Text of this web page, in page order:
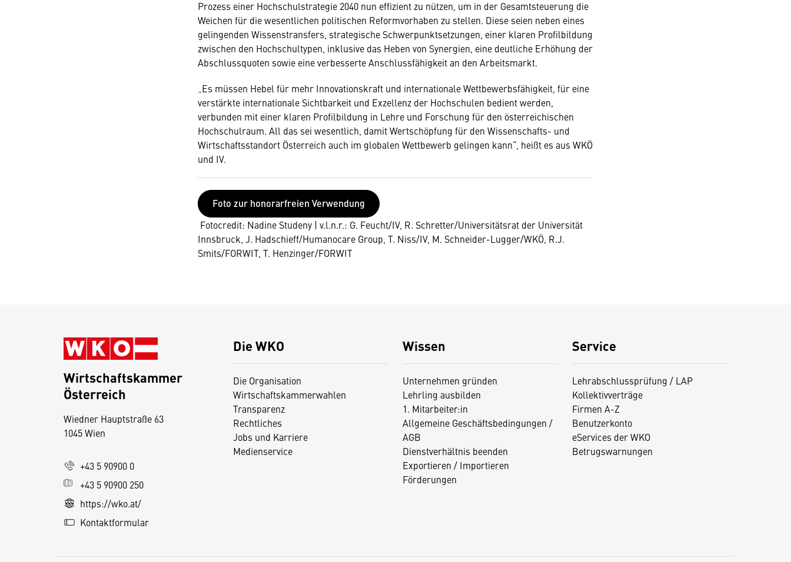
Prozess einer Hochschulstrategie 2040 nun effizient zu nützen, um in der Gesamtsteuerung die
Weichen für die wesentlichen politischen Reformvorhaben zu stellen. Diese seien neben eines
gelingenden Wissenstransfers, strategische Schwerpunktsetzungen, einer klaren Profilbildung
zwischen den Hochschultypen, inklusive das Heben von Synergien, eine deutliche Erhöhung der
Abschlussquoten sowie eine verbesserte Anschlussfähigkeit an den Arbeitsmarkt.
„Es müssen Hebel für mehr Innovationskraft und internationale Wettbewerbsfähigkeit, für eine
verstärkte internationale Sichtbarkeit und Exzellenz der Hochschulen bedient werden,
verbunden mit einer klaren Profilbildung in Lehre und Forschung für den österreichischen
Hochschulraum. All das sei wesentlich, damit Wertschöpfung für den Wissenschafts- und
Wirtschaftsstandort Österreich auch im globalen Wettbewerb gelingen kann“, heißt es aus WKÖ
und IV.
Foto zur honorarfreien Verwendung
Fotocredit: Nadine Studeny | v.l.n.r.: G. Feucht/IV, R. Schretter/Universitätsrat der Universität
Innsbruck, J. Hadschieff/Humanocare Group, T. Niss/IV, M. Schneider-Lugger/WKÖ, R.J.
Smits/FORWIT, T. Henzinger/FORWIT
Die WKO
Die Organisation
Wirtschaftskammerwahlen
Transparenz
Rechtliches
Jobs und Karriere
Medienservice
Wissen
Unternehmen gründen
Lehrling ausbilden
1. Mitarbeiter:in
Allgemeine Geschäftsbedingungen /
AGB
Dienstverhältnis beenden
Exportieren / Importieren
Förderungen
Service
Lehrabschlussprüfung / LAP
Kollektivverträge
Firmen A-Z
Benutzerkonto
eServices der WKO
Betrugswarnungen
Wirtschaftskammer
Österreich
Wiedner Hauptstraße 63
1045 Wien
+43 5 90900 0
+43 5 90900 250
https://wko.at/
Kontaktformular